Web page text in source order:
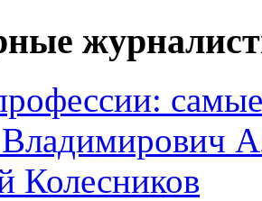
Колесников